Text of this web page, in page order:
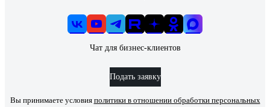
Чат для бизнес-клиентов
Подать заявку
Вы принимаете условия политики в отношении обработки персональных